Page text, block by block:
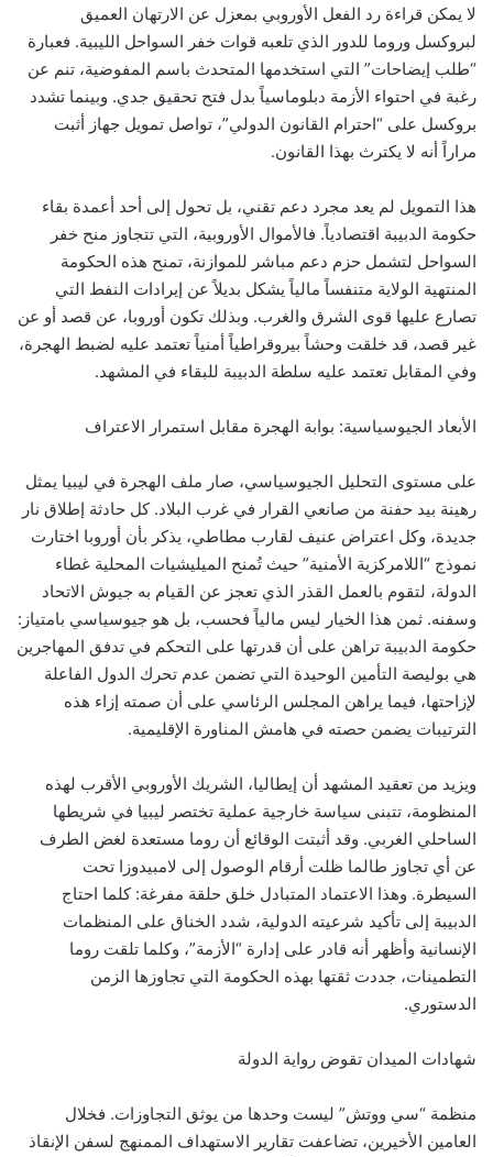
لا يمكن قراءة رد الفعل الأوروبي بمعزل عن الارتهان العميق
لبروكسل وروما للدور الذي تلعبه قوات خفر السواحل الليبية. فعبارة
“طلب إيضاحات” التي استخدمها المتحدث باسم المفوضية، تنم عن
رغبة في احتواء الأزمة دبلوماسياً بدل فتح تحقيق جدي. وبينما تشدد
بروكسل على “احترام القانون الدولي”، تواصل تمويل جهاز أثبت
مراراً أنه لا يكترث بهذا القانون.
هذا التمويل لم يعد مجرد دعم تقني، بل تحول إلى أحد أعمدة بقاء
حكومة الدبيبة اقتصادياً. فالأموال الأوروبية، التي تتجاوز منح خفر
السواحل لتشمل حزم دعم مباشر للموازنة، تمنح هذه الحكومة
المنتهية الولاية متنفساً مالياً يشكل بديلاً عن إيرادات النفط التي
تصارع عليها قوى الشرق والغرب. وبذلك تكون أوروبا، عن قصد أو عن
غير قصد، قد خلقت وحشاً بيروقراطياً أمنياً تعتمد عليه لضبط الهجرة،
وفي المقابل تعتمد عليه سلطة الدبيبة للبقاء في المشهد.
الأبعاد الجيوسياسية: بوابة الهجرة مقابل استمرار الاعتراف
على مستوى التحليل الجيوسياسي، صار ملف الهجرة في ليبيا يمثل
رهينة بيد حفنة من صانعي القرار في غرب البلاد. كل حادثة إطلاق نار
جديدة، وكل اعتراض عنيف لقارب مطاطي، يذكر بأن أوروبا اختارت
نموذج “اللامركزية الأمنية” حيث تُمنح الميليشيات المحلية غطاء
الدولة، لتقوم بالعمل القذر الذي تعجز عن القيام به جيوش الاتحاد
وسفنه. ثمن هذا الخيار ليس مالياً فحسب، بل هو جيوسياسي بامتياز:
حكومة الدبيبة تراهن على أن قدرتها على التحكم في تدفق المهاجرين
هي بوليصة التأمين الوحيدة التي تضمن عدم تحرك الدول الفاعلة
لإزاحتها، فيما يراهن المجلس الرئاسي على أن صمته إزاء هذه
الترتيبات يضمن حصته في هامش المناورة الإقليمية.
ويزيد من تعقيد المشهد أن إيطاليا، الشريك الأوروبي الأقرب لهذه
المنظومة، تتبنى سياسة خارجية عملية تختصر ليبيا في شريطها
الساحلي الغربي. وقد أثبتت الوقائع أن روما مستعدة لغض الطرف
عن أي تجاوز طالما ظلت أرقام الوصول إلى لامبيدوزا تحت
السيطرة. وهذا الاعتماد المتبادل خلق حلقة مفرغة: كلما احتاج
الدبيبة إلى تأكيد شرعيته الدولية، شدد الخناق على المنظمات
الإنسانية وأظهر أنه قادر على إدارة “الأزمة”، وكلما تلقت روما
التطمينات، جددت ثقتها بهذه الحكومة التي تجاوزها الزمن
الدستوري.
شهادات الميدان تقوض رواية الدولة
منظمة “سي ووتش” ليست وحدها من يوثق التجاوزات. فخلال
العامين الأخيرين، تضاعفت تقارير الاستهداف الممنهج لسفن الإنقاذ